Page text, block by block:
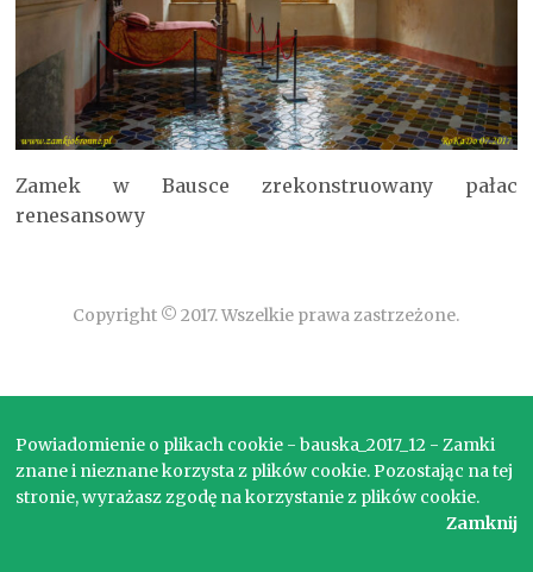
Zamek w Bausce zrekonstruowany pałac
renesansowy
Copyright © 2017. Wszelkie prawa zastrzeżone.
Powiadomienie o plikach cookie - bauska_2017_12 - Zamki
znane i nieznane korzysta z plików cookie. Pozostając na tej
stronie, wyrażasz zgodę na korzystanie z plików cookie.
Zamknij